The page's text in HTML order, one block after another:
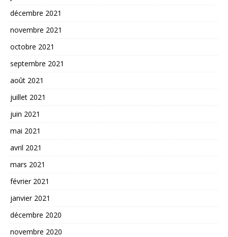
décembre 2021
novembre 2021
octobre 2021
septembre 2021
août 2021
juillet 2021
juin 2021
mai 2021
avril 2021
mars 2021
février 2021
janvier 2021
décembre 2020
novembre 2020